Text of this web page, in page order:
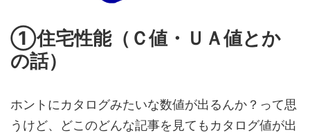
①住宅性能（Ｃ値・ＵＡ値とか
の話）
ホントにカタログみたいな数値が出るんか？って思
うけど、どこのどんな記事を見てもカタログ値が出